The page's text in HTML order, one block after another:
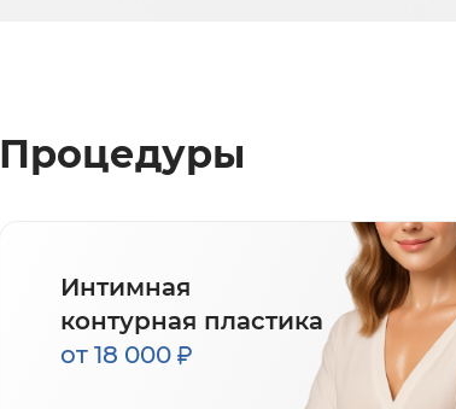
Процедуры
Интимная
контурная пластика
от 18 000